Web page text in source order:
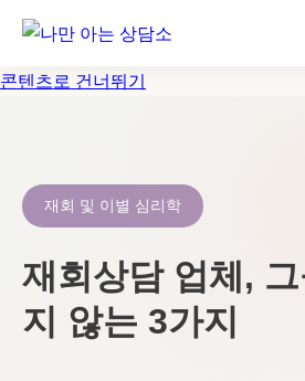
콘텐츠로 건너뛰기
재회 및 이별 심리학
재회상담 업체,
지 않는 3가지